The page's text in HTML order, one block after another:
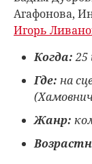
Агафонова,
Игорь
Когда:25
Где: на
Жанр: